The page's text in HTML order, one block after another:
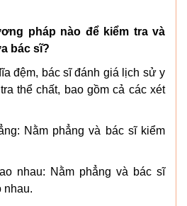
pháp nào để kiểm tra và
bác sĩ?
đệm, bác sĩ đánh giá lịch sử y
thể chất, bao gồm cả các xét
Nằm phẳng và bác sĩ kiểm
nhau: Nằm phẳng và bác sĩ
nhau.